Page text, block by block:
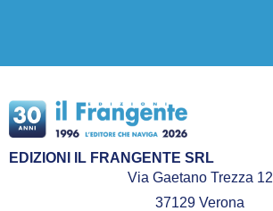
EDIZIONI IL FRANGENTE SRL
Via Gaetano Trezza 12
37129 Verona